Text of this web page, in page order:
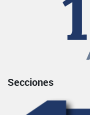
Secciones